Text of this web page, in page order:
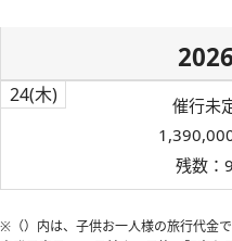
24(木)
催行未
残数：9
※（）内は、子供お一人様の旅行代金で